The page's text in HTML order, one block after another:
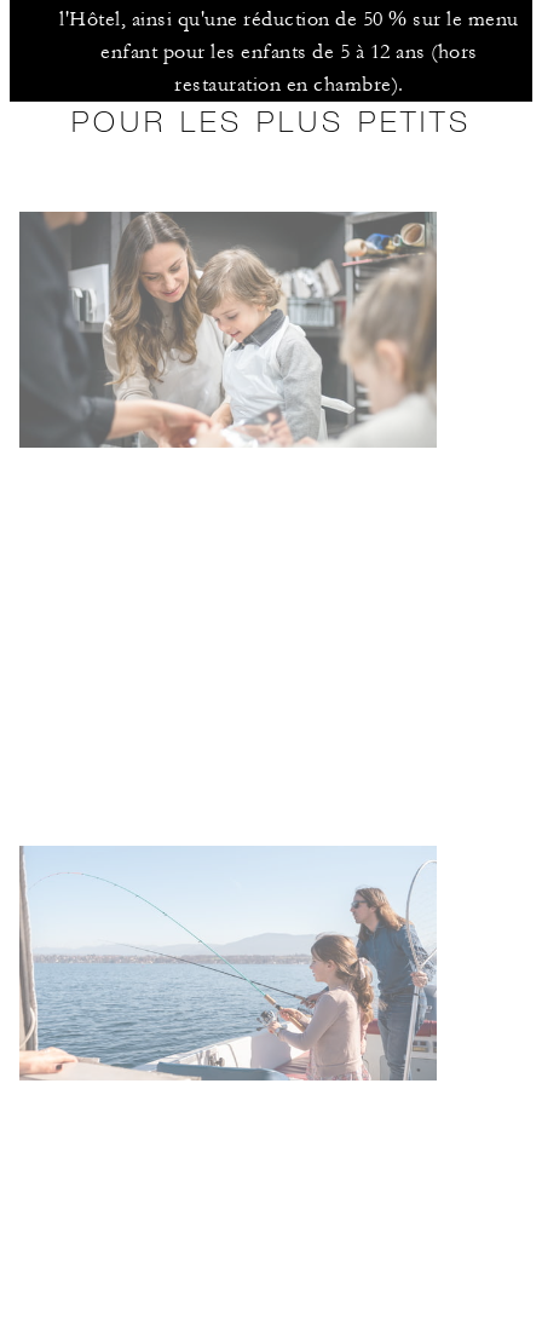
l'Hôtel, ainsi qu'une réduction de 50 % sur le menu
enfant pour les enfants de 5 à 12 ans (hors
restauration en chambre).
POUR LES PLUS PETITS